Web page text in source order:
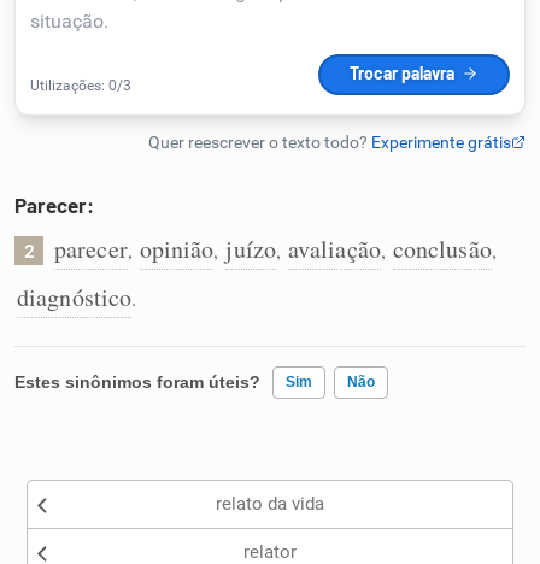
Humanizador de IA
Caça-palavras
Parecer:
2 parecer, opinião, juízo, avaliação, conclusão,
diagnóstico.
Estes sinônimos foram úteis? Sim Não
Nenhum dos sinônimos apresentados me ajudou
relato da vida
relator